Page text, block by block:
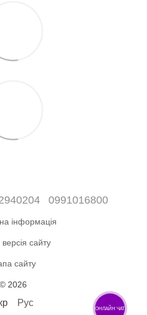
0991016800
інформація
сайту
сайту
© 2026
Рус
ОНЛАЙН ЧАТ